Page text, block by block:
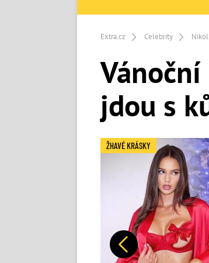
Extra.cz Celebrity
Vánoční
jdou s
Předchozí
ŽHAVÉ KRÁSKY